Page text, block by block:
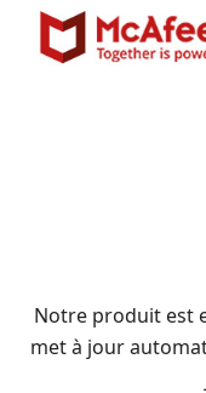
Notre produit est
met à jour